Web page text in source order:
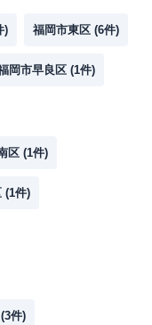
) 福岡市東区 (6件)
岡市早良区 (1件)
区 (1件)
(1件)
(3件)